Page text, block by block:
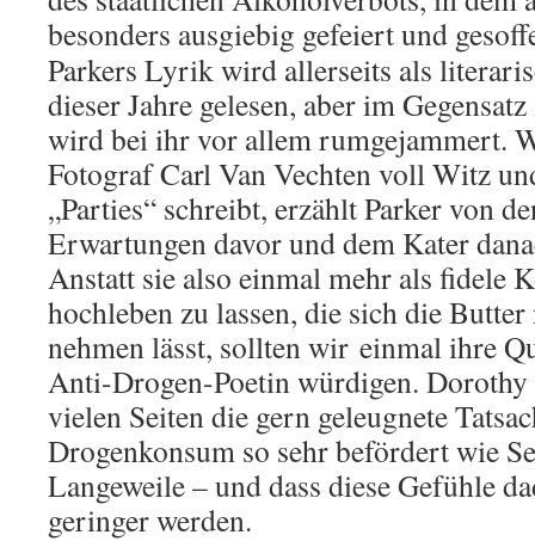
besonders ausgiebig gefeiert und
Parkers Lyrik wird allerseits als
dieser Jahre gelesen, aber im
wird bei ihr vor allem rumgejammert.
Fotograf Carl Van Vechten voll Witz
„Parties“ schreibt, erzählt Parker von
Erwartungen davor und dem Kater
Anstatt sie also einmal mehr als fidele
hochleben zu lassen, die sich die
nehmen lässt, sollten wir einmal ihre
Anti-Drogen-Poetin würdigen. Dorothy
vielen Seiten die gern geleugnete
Drogenkonsum so sehr befördert wie
Langeweile – und dass diese Gefühle
geringer werden.